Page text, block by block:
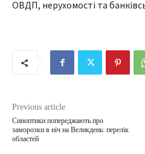
ОВДП, нерухомості та
Previous article
Синоптики попереджають про
заморозки в ніч на Великдень: перелік
областей